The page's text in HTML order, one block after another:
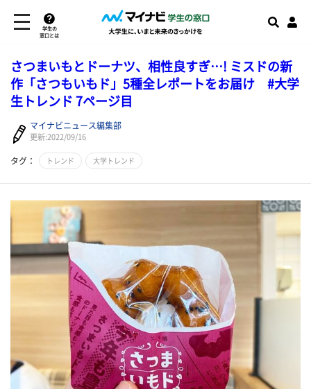
学生の
窓口とは
さつまいもとドーナツ、相性良すぎ…! ミスドの新
作「さつもいもド」5種全レポートをお届け #大学
生トレンド 7ページ目
マイナビニュース編集部
更新:2022/09/16
タグ： トレンド 大学トレンド